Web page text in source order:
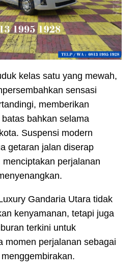
kelas satu yang mewah,
sensasi
memberikan
bahkan selama
Suspensi modern
getaran jalan diserap
perjalanan
Gandaria Utara tidak
kenyamanan, tetapi juga
terkini untuk
momen perjalanan sebagai